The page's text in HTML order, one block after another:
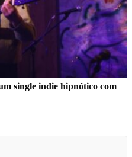
single indie hipnótico com